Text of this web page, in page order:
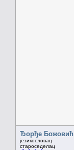
Ђорђе Божовић
језикословац
староседелац